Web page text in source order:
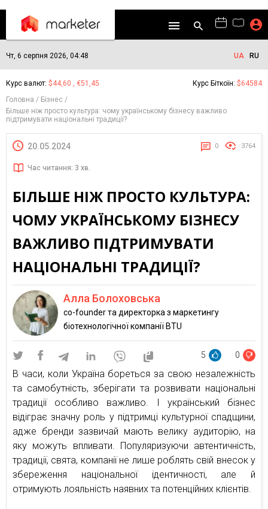
Чт, 6 серпня 2026, 04:48 UA RU
Курс валют: $44,60 , €51,45 Курс Біткоїн: $64584
Головна
Бізнес
Більше ніж просто культура: чому українському бізнесу важливо
підтримувати національні традиції?
20.05.2024 0 3764
Час читання: 3 хв.
БІЛЬШЕ НІЖ ПРОСТО КУЛЬТУРА:
ЧОМУ УКРАЇНСЬКОМУ БІЗНЕСУ
ВАЖЛИВО ПІДТРИМУВАТИ
НАЦІОНАЛЬНІ ТРАДИЦІЇ?
Алла Болоховська
co-founder та директорка з маркетингу
біотехнологічної компанії BTU
5 0
В часи, коли Україна бореться за свою незалежність
та самобутність, зберігати та розвивати національні
традиції особливо важливо. І український бізнес
відіграє значну роль у підтримці культурної спадщини,
адже бренди зазвичай мають велику аудиторію, на
яку можуть впливати. Популяризуючи автентичність,
традиції, свята, компанії не лише роблять свій внесок у
збереження національної ідентичності, але й
отримують лояльність наявних та потенційних клієнтів.